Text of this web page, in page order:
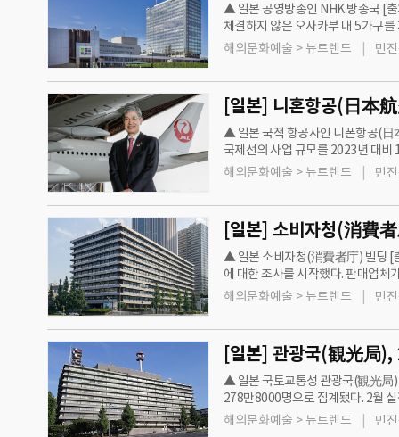
▲ 일본 공영방송인 NHK 방송국 [
체결하지 않은 오사카부 내 5가구
요구하는 문서를 송부하고 전화,
해외문화예술 > 뉴트렌드 민
▲ 일본 국적 항공사인 니폰항공(
국제선의 사업 규모를 2023년 대비
비 성능이 좋은 신형기 42기를 새
해외문화예술 > 뉴트렌드 민
[일본] 소비자청(消費
▲ 일본 소비자청(消費者庁) 빌딩 [
에 대한 조사를 시작했다. 판매업체
품이나 서비스를 제공하는 사업자(
해외문화예술 > 뉴트렌드 민
[일본] 관광국(観光局),
▲ 일본 국토교통성 관광국(観光局
278만8000명으로 집계됐다. 2월
많았다. 다음으로 △대만인 50만
해외문화예술 > 뉴트렌드 민